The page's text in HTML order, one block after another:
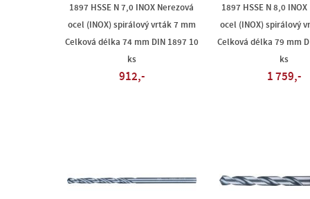
1897 HSSE N 7,0 INOX Nerezová
ocel (INOX) spirálový vrták 7 mm
Celková délka 74 mm DIN 1897 10
ks
912,-
1897 HSSE N 8,0
ocel (INOX) spirálový
Celková délka 79 mm
ks
1 759,-